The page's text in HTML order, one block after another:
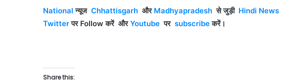
National न्यूज Chhattisgarh और Madhyapradesh से जुड़ी Hindi News
Twitter पर Followकरें औरYoutube पर subscribe करें।
Share this: